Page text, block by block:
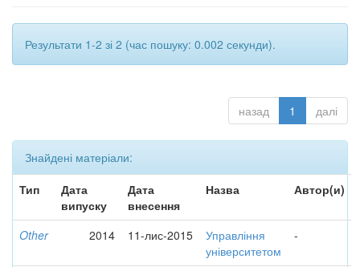
Результати 1-2 зі 2 (час пошуку: 0.002 секунди).
назад 1 далі
Знайдені матеріали:
Тип
Дата
випуску
Дата
внесення
Назва Автор(и)
Other 2014 11-лис-2015
Управління
університетом
-